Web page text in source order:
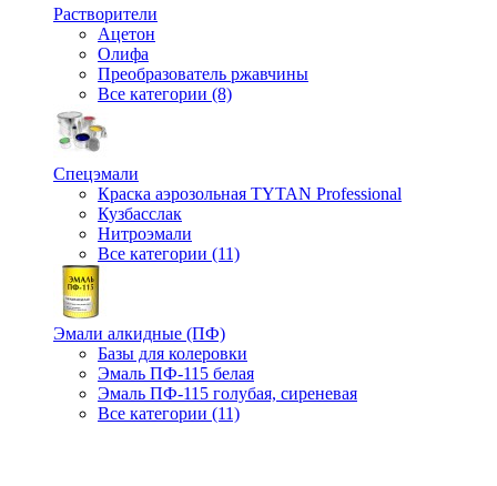
Растворители
Ацетон
Олифа
Преобразователь ржавчины
Все категории (8)
Спецэмали
Краска аэрозольная TYTAN Professional
Кузбасслак
Нитроэмали
Все категории (11)
Эмали алкидные (ПФ)
Базы для колеровки
Эмаль ПФ-115 белая
Эмаль ПФ-115 голубая, сиреневая
Все категории (11)